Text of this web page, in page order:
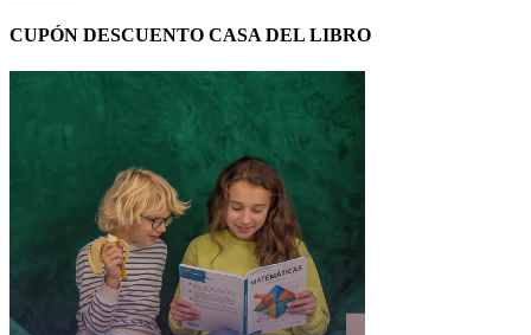
CUPÓN DESCUENTO CASA DEL LIBRO